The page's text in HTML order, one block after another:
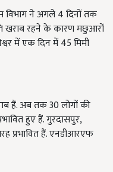
विभाग ने अगले 4 दिनों तक
खराब रहने के कारण मछुआरों
में एक दिन में 45 मिमी
हैं. अब तक 30 लोगों की
हुए हैं. गुरदासपुर,
प्रभावित हैं. एनडीआरएफ